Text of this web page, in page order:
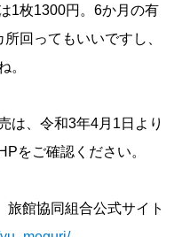
1枚1300円。6か月の有
回ってもいいですし、
。
は、令和3年4月1日より
をご確認ください。
館協同組合公式サイト